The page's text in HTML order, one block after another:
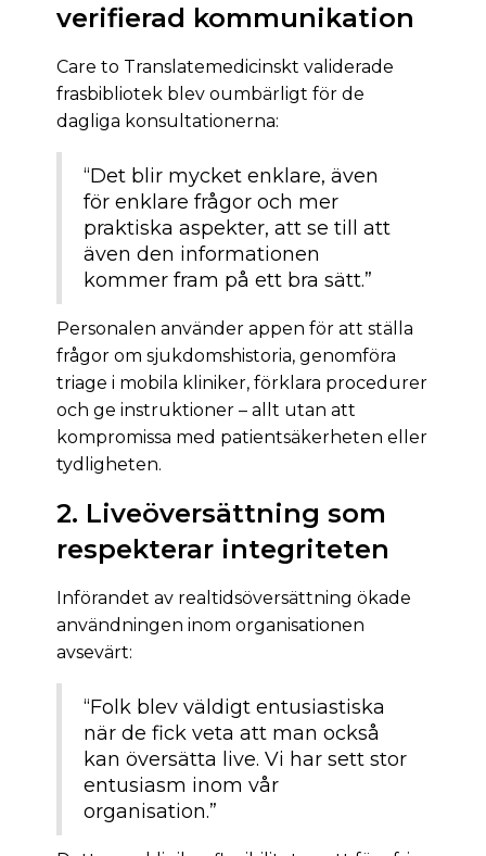
verifierad kommunikation
Care to Translatemedicinskt validerade
frasbibliotek blev oumbärligt för de
dagliga konsultationerna:
“Det blir mycket enklare, även
för enklare frågor och mer
praktiska aspekter, att se till att
även den informationen
kommer fram på ett bra sätt.”
Personalen använder appen för att ställa
frågor om sjukdomshistoria, genomföra
triage i mobila kliniker, förklara procedurer
och ge instruktioner – allt utan att
kompromissa med patientsäkerheten eller
tydligheten.
2. Liveöversättning som
respekterar integriteten
Införandet av realtidsöversättning ökade
användningen inom organisationen
avsevärt:
“Folk blev väldigt entusiastiska
när de fick veta att man också
kan översätta live. Vi har sett stor
entusiasm inom vår
organisation.”